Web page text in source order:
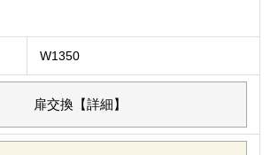
W1350
扉交換【詳細】